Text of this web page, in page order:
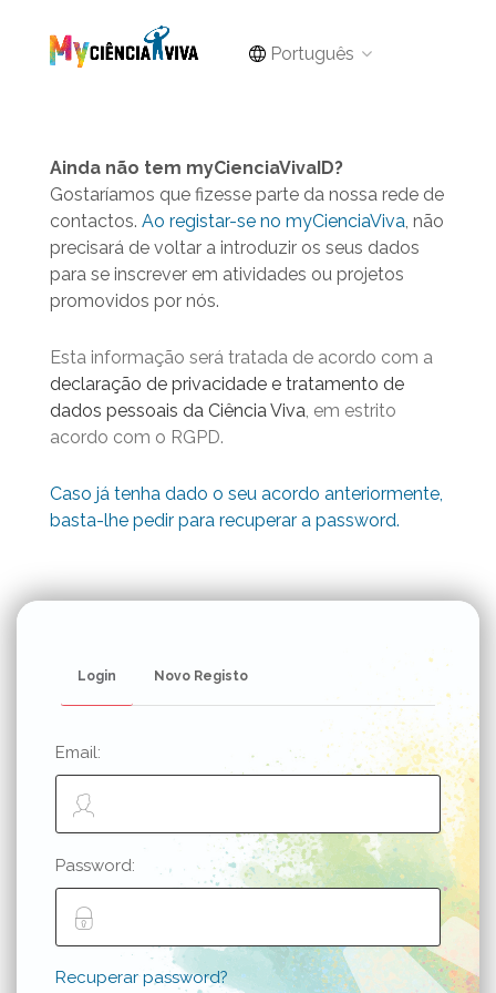
Português
Ainda não tem myCienciaVivaID?
Gostaríamos que fizesse parte da nossa rede de
contactos. Ao registar-se no myCienciaViva, não
precisará de voltar a introduzir os seus dados
para se inscrever em atividades ou projetos
promovidos por nós.
Esta informação será tratada de acordo com a
declaração de privacidade e tratamento de
dados pessoais da Ciência Viva, em estrito
acordo com o RGPD.
Caso já tenha dado o seu acordo anteriormente,
basta-lhe pedir para recuperar a password.
Login Novo Registo
Email:
Password:
Recuperar password?